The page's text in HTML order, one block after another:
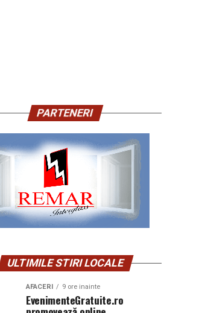
PARTENERI
ULTIMILE STIRI LOCALE
AFACERI 9 ore inainte
EvenimenteGratuite.ro